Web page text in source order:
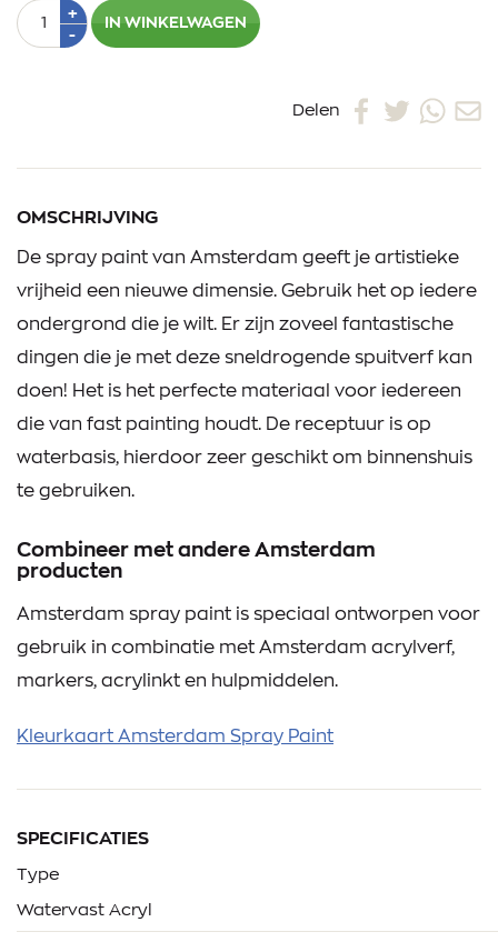
Aantal+Plus
-Min
IN WINKELWAGEN
Delen
OMSCHRIJVING
De spray paint van Amsterdam geeft je artistieke
vrijheid een nieuwe dimensie. Gebruik het op iedere
ondergrond die je wilt. Er zijn zoveel fantastische
dingen die je met deze sneldrogende spuitverf kan
doen! Het is het perfecte materiaal voor iedereen
die van fast painting houdt. De receptuur is op
waterbasis, hierdoor zeer geschikt om binnenshuis
te gebruiken.
Combineer met andere Amsterdam
producten
Amsterdam spray paint is speciaal ontworpen voor
gebruik in combinatie met Amsterdam acrylverf,
markers, acrylinkt en hulpmiddelen.
Kleurkaart Amsterdam Spray Paint
SPECIFICATIES
Type
Watervast Acryl